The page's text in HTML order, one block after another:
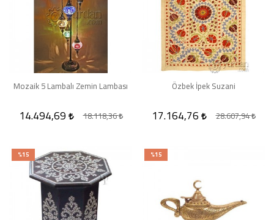
Mozaik 5 Lambalı Zemin Lambası
14.494,69 18.118,36
Özbek İpek Suzani
17.164,76 28.607,94
%15 %15